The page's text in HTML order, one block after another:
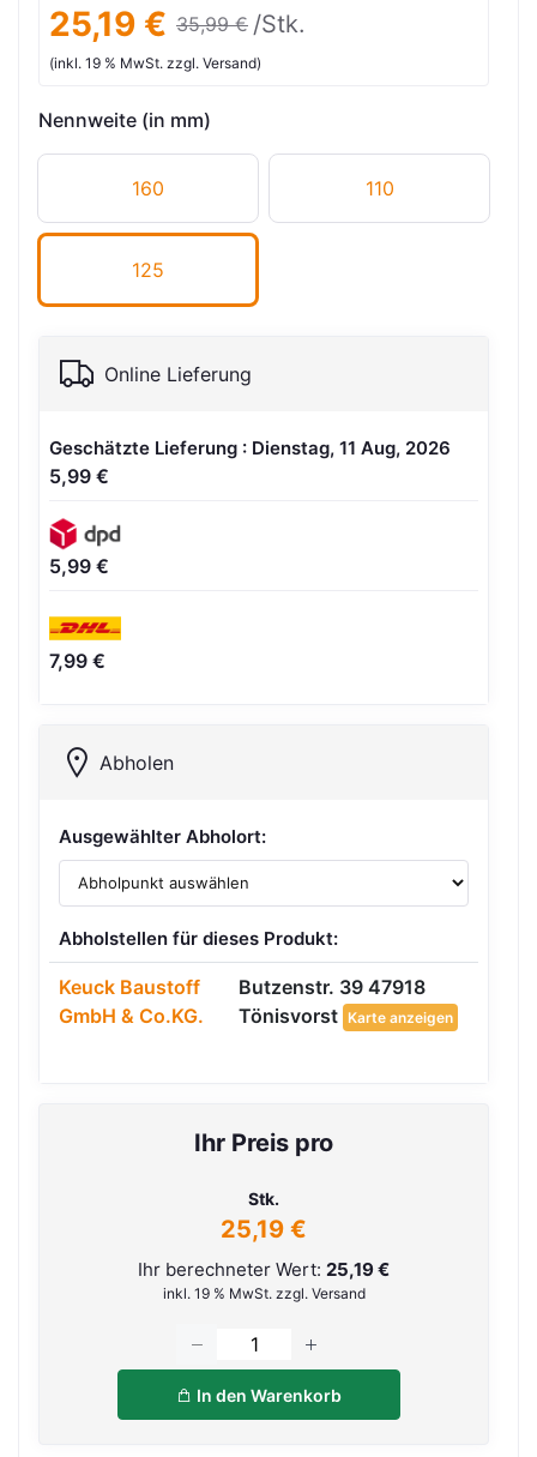
25,19 € 35,99 € /Stk.
(inkl. 19 % MwSt. zzgl. Versand)
Nennweite (in mm)
160 110
125
Online Lieferung
Geschätzte Lieferung : Dienstag, 11 Aug, 2026
5,99 €
5,99 €
7,99 €
Abholen
Ausgewählter Abholort:
Abholstellen für dieses Produkt:
Keuck Baustoff
GmbH & Co.KG.
Butzenstr. 39 47918
Tönisvorst Karte anzeigen
Ihr Preis pro
Stk.
25,19 €
Ihr berechneter Wert: 25,19 €
inkl. 19 % MwSt. zzgl. Versand
In den Warenkorb